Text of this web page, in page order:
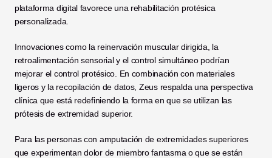
plataforma digital favorece una rehabilitación protésica
personalizada.
Innovaciones como la reinervación muscular dirigida, la
retroalimentación sensorial y el control simultáneo podrían
mejorar el control protésico. En combinación con materiales
ligeros y la recopilación de datos, Zeus respalda una perspectiva
clínica que está redefiniendo la forma en que se utilizan las
prótesis de extremidad superior.
Para las personas con amputación de extremidades superiores
que experimentan dolor de miembro fantasma o que se están